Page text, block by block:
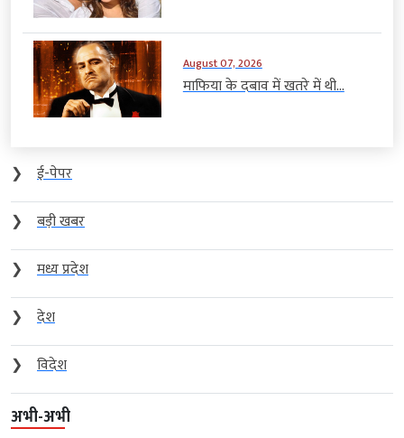
August 07, 2026
माफिया के दबाव में खतरे में थी...
❯
ई-पेपर
❯
बड़ी खबर
❯
मध्य प्रदेश
❯
देश
❯
विदेश
अभी-अभी